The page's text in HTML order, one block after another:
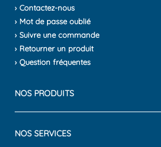
› Contactez-nous
› Mot de passe oublié
› Suivre une commande
› Retourner un produit
› Question fréquentes
NOS PRODUITS
NOS SERVICES